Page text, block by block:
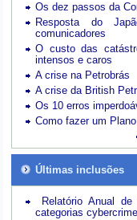
Os dez passos da
Resposta do
comunicadores
O custo das
intensos e caros
A crise na Petrobrás
A crise da British
Os 10 erros
Como fazer um
Últimas inclusões
Relatório Anual
categorias